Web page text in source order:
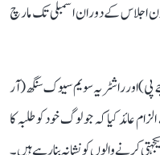
اجلاس کے دوران اسمبلی تک مارچ
پی) اور راشٹریہ سویم سیوک سنگھ (آر
عائد کیا کہ جو لوگ خود کو طلبہ کا